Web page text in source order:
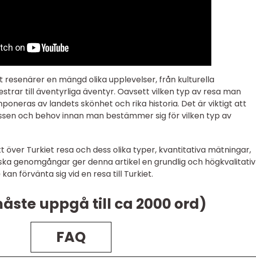
resenärer en mängd olika upplevelser, från kulturella
till äventyrliga äventyr. Oavsett vilken typ av resa man
av landets skönhet och rika historia. Det är viktigt att
och behov innan man bestämmer sig för vilken typ av
över Turkiet resa och dess olika typer, kvantitativa mätningar,
genomgångar ger denna artikel en grundlig och högkvalitativ
förvänta sig vid en resa till Turkiet.
uppgå till ca 2000 ord)
FAQ